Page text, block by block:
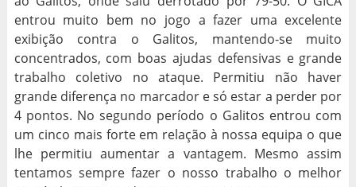
entrou muito bem no jogo a fazer uma excelente
exibição contra o Galitos, mantendo-se muito
concentrados, com boas ajudas defensivas e grande
trabalho coletivo no ataque. Permitiu não haver
grande diferença no marcador e só estar a perder por
4 pontos. No segundo período o Galitos entrou com
um cinco mais forte em relação à nossa equipa o que
lhe permitiu aumentar a vantagem. Mesmo assim
tentamos sempre fazer o nosso trabalho o melhor